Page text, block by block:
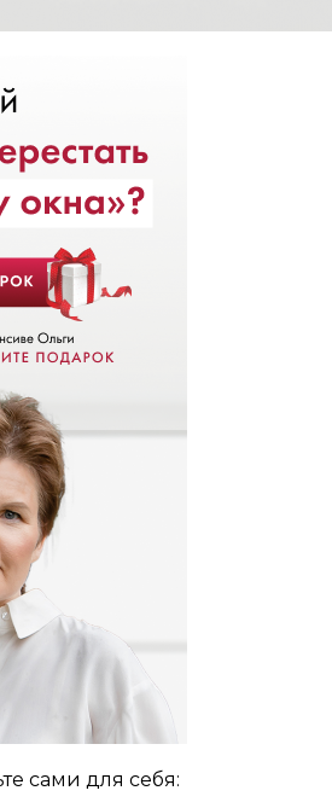
сами для себя: